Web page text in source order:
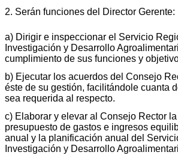
2. Serán funciones del Director Gerente:
a) Dirigir e inspeccionar el Servicio
Investigación y Desarrollo
cumplimiento de sus funciones y
b) Ejecutar los acuerdos del Consejo
éste de su gestión, facilitándole cuanta
sea requerida al respecto.
c) Elaborar y elevar al Consejo Rector
presupuesto de gastos e ingresos
anual y la planificación anual del
Investigación y Desarrollo